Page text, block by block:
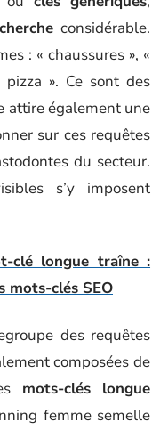
considérable.
: « chaussures », «
». Ce sont des
attire également une
sur ces requêtes
du secteur.
s’y imposent
clé longue traîne :
mots-clés SEO
des requêtes
composées de
mots-clés longue
femme semelle